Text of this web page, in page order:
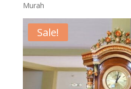
Murah
Sale!